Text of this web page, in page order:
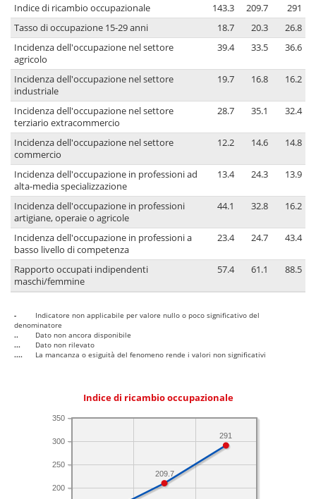
Indice di ricambio occupazionale
143.3 209.7
291
Tasso di occupazione 15-29 anni
18.7 20.3
26.8
Incidenza dell'occupazione nel settore
agricolo
39.4 33.5 36.6
Incidenza dell'occupazione nel settore
industriale
19.7 16.8 16.2
Incidenza dell'occupazione nel settore
terziario extracommercio
28.7 35.1 32.4
Incidenza dell'occupazione nel settore
commercio
12.2 14.6 14.8
Incidenza dell'occupazione in professioni ad
alta-media specializzazione
13.4 24.3 13.9
Incidenza dell'occupazione in professioni
artigiane, operaie o agricole
44.1 32.8 16.2
Incidenza dell'occupazione in professioni a
basso livello di competenza
23.4 24.7 43.4
Rapporto occupati indipendenti
maschi/femmine
57.4 61.1 88.5
-
Indicatore non applicabile per valore nullo o poco significativo del
denominatore
..
Dato non ancora disponibile
...
Dato non rilevato
....
La mancanza o esiguità del fenomeno rende i valori non significativi
Indice di ricambio occupazionale
200
250
300
350
291
209.7